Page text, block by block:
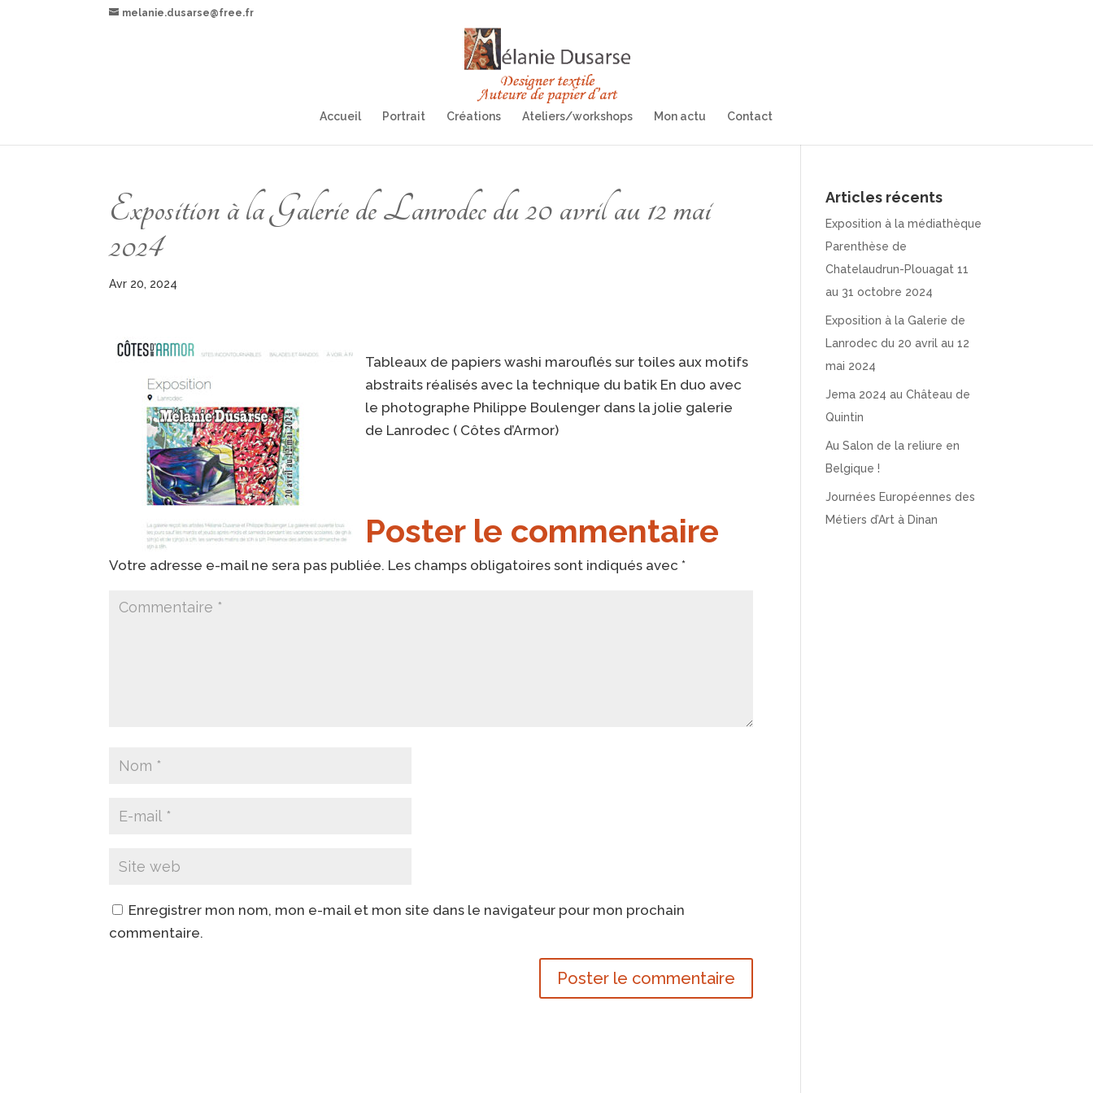
melanie.dusarse@free.fr
Accueil Portrait Créations Ateliers/workshops Mon actu Contact
Exposition à la Galerie de Lanrodec du 20 avril au 12 mai
2024
Avr 20, 2024
Tableaux de papiers washi marouflés sur toiles aux motifs
abstraits réalisés avec la technique du batik En duo avec
le photographe Philippe Boulenger dans la jolie galerie
de Lanrodec ( Côtes d’Armor)
Poster le commentaire
Votre adresse e-mail ne sera pas publiée. Les champs obligatoires sont indiqués avec*
Enregistrer mon nom, mon e-mail et mon site dans le navigateur pour mon prochain
commentaire.
Articles récents
Exposition à la médiathèque
Parenthèse de
Chatelaudrun-Plouagat 11
au 31 octobre 2024
Exposition à la Galerie de
Lanrodec du 20 avril au 12
mai 2024
Jema 2024 au Château de
Quintin
Au Salon de la reliure en
Belgique !
Journées Européennes des
Métiers d’Art à Dinan